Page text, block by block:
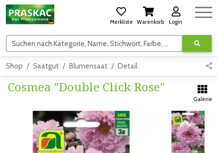
Merkliste Warenkorb Login
Suchen nach Kategorie, Name, Stichwort, Farbe, usw.
Shop Saatgut Blumensaat Detail
Cosmea "Double Click Rose"
Galerie